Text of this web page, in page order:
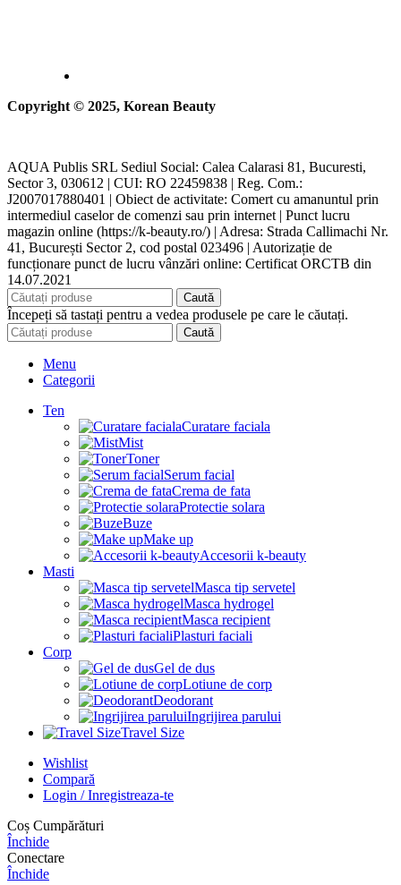
Copyright © 2025, Korean Beauty
AQUA Publis SRL Sediul Social: Calea Calarasi 81, Bucuresti,
Sector 3, 030612 | CUI: RO 22459838 | Reg. Com.:
J2007017880401 | Obiect de activitate: Comert cu amanuntul prin
intermediul caselor de comenzi sau prin internet | Punct lucru
magazin online (https://k-beauty.ro/) | Adresa: Strada Callimachi Nr.
41, București Sector 2, cod postal 023496 | Autorizație de
funcționare punct de lucru vânzări online: Certificat ORCTB din
14.07.2021
Caută
Începeți să tastați pentru a vedea produsele pe care le căutați.
Caută
Menu
Categorii
Ten
Curatare faciala
Mist
Toner
Serum facial
Crema de fata
Protectie solara
Buze
Make up
Accesorii k-beauty
Masti
Masca tip servetel
Masca hydrogel
Masca recipient
Plasturi faciali
Corp
Gel de dus
Lotiune de corp
Deodorant
Ingrijirea parului
Travel Size
Wishlist
Compară
Login / Inregistreaza-te
Coș Cumpărături
Închide
Conectare
Închide